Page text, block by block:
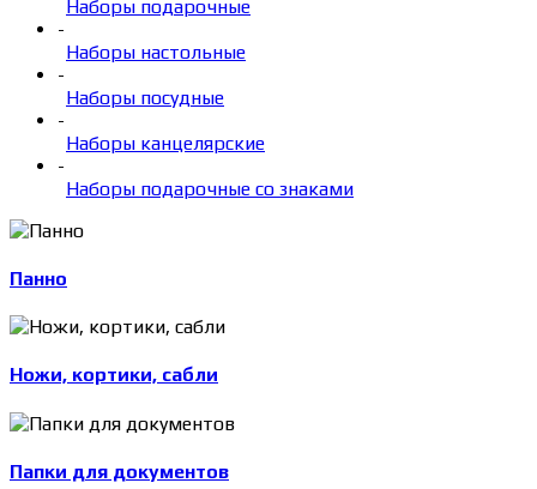
Наборы подарочные
-
Наборы настольные
-
Наборы посудные
-
Наборы канцелярские
-
Наборы подарочные со знаками
Панно
Ножи, кортики, сабли
Папки для документов